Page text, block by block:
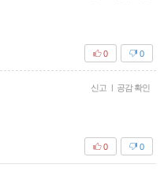
0
0
신고 | 공감 확인
0
0